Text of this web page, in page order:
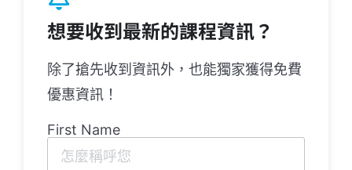
想要收到最新的課程資訊？
除了搶先收到資訊外，也能獨家獲得免費
優惠資訊！
First Name